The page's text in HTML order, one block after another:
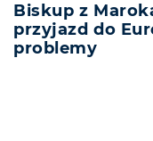
Biskup z
przyjazd do
problemy